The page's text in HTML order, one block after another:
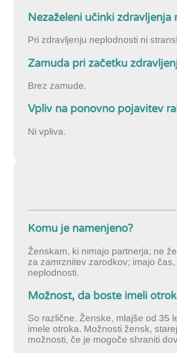
Nezaželeni učinki zdravljenja
Pri zdravljenju neplodnosti ni
Zamuda pri začetku
Brez zamude.
Vpliv na ponovno pojavitev
Ni vpliva.
Komu je namenjeno?
Ženskam, ki nimajo partnerja; ne
za zamrznitev zarodkov; imajo
neplodnosti.
Možnost, da boste imeli
So različne. Ženske, mlajše od 35
imele otroka. Možnosti žensk,
možnosti, če je mogoče shraniti